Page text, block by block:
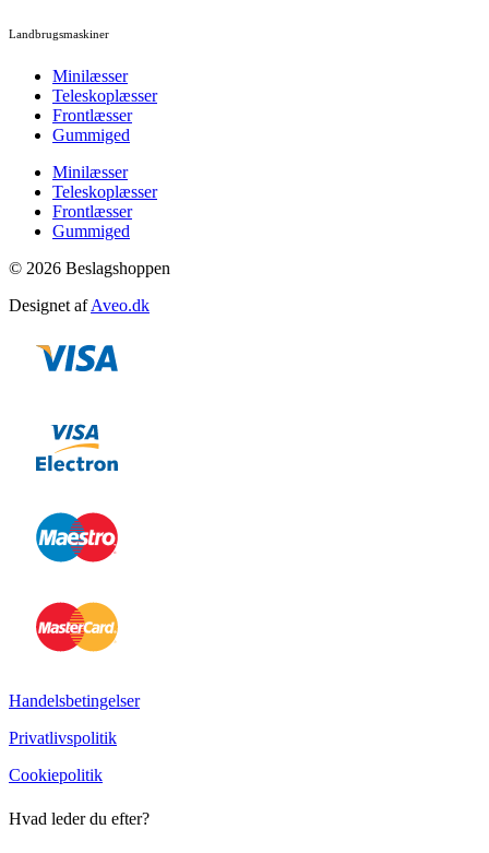
Landbrugsmaskiner
Minilæsser
Teleskoplæsser
Frontlæsser
Gummiged
Minilæsser
Teleskoplæsser
Frontlæsser
Gummiged
© 2026 Beslagshoppen
Designet afAveo.dk
Handelsbetingelser
Privatlivspolitik
Cookiepolitik
Hvad leder du efter?